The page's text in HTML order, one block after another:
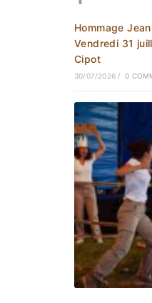
Hommage
Vendredi 31
Cipot
30/07/2026 / 0